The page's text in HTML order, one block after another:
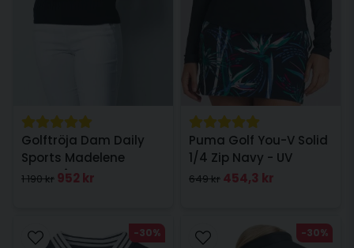
Golftröja Dam Daily
Sports Madelene
Mörkblå
1 190 kr 952 kr
Puma Golf You-V Solid
1/4 Zip Navy - UV
649 kr 454,3 kr
-30% -30%